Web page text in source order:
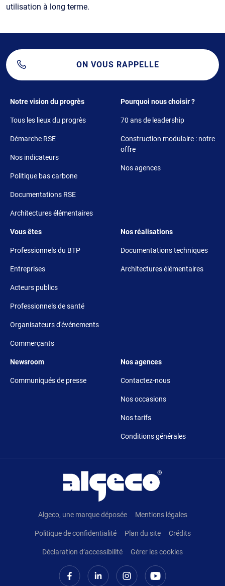
utilisation à long terme.
ON VOUS RAPPELLE
Footer 1
Notre vision du progrès
Tous les lieux du progrès
Démarche RSE
Nos indicateurs
Politique bas carbone
Documentations RSE
Architectures élémentaires
Footer 2
Pourquoi nous choisir ?
70 ans de leadership
Construction modulaire : notre
offre
Nos agences
Footer 3
Vous êtes
Professionnels du BTP
Entreprises
Acteurs publics
Professionnels de santé
Organisateurs d'événements
Commerçants
Footer 4
Nos réalisations
Documentations techniques
Architectures élémentaires
Footer 5
Newsroom
Communiqués de presse
Footer 6
Nos agences
Contactez-nous
Nos occasions
Nos tarifs
Conditions générales
Algeco, une marque déposée Mentions légales
Politique de confidentialité Plan du site Crédits
Déclaration d’accessibilité Gérer les cookies